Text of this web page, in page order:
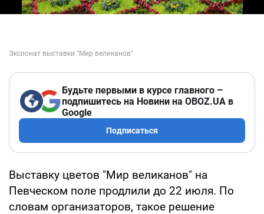
Будьте первыми в курсе главного –
подпишитесь на Новини на OBOZ.UA в
Google
Подписаться
Выставку цветов "Мир великанов" на
Певческом поле продлили до 22 июля. По
словам организаторов, такое решение